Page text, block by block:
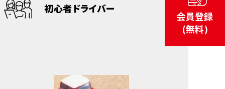
初心者ドライバー
会員登録
(無料)